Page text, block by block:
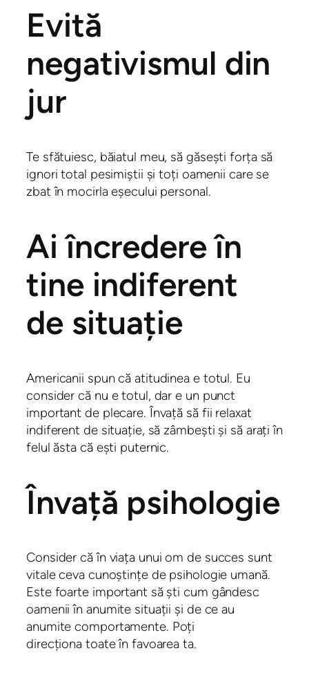
Evită
negativismul din
jur
Te sfătuiesc, băiatul meu, să găsești forța să
ignori total pesimiștii și toți oamenii care se
zbat în mocirla eșecului personal.
Ai încredere în
tine indiferent
de situație
Americanii spun că atitudinea e totul. Eu
consider că nu e totul, dar e un punct
important de plecare. Învață să fii relaxat
indiferent de situație, să zâmbești și să arați în
felul ăsta că ești puternic.
Învață psihologie
Consider că în viața unui om de succes sunt
vitale ceva cunoștințe de psihologie umană.
Este foarte important să ști cum gândesc
oamenii în anumite situații și de ce au
anumite comportamente. Poți
direcționa toate în favoarea ta.